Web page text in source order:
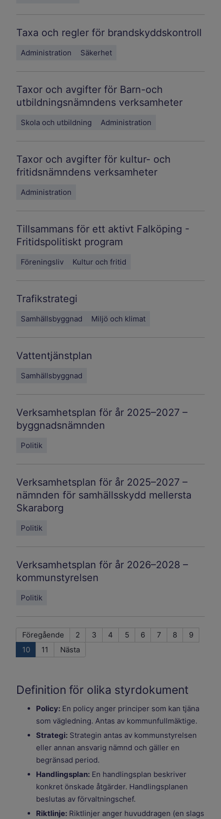
Taxa och regler för brandskyddskontroll
Administration Säkerhet
Taxor och avgifter för Barn-och
utbildningsnämndens verksamheter
Skola och utbildning Administration
Taxor och avgifter för kultur- och
fritidsnämndens verksamheter
Administration
Tillsammans för ett aktivt Falköping -
Fritidspolitiskt program
Föreningsliv Kultur och fritid
Trafikstrategi
Samhällsbyggnad Miljö och klimat
Vattentjänstplan
Samhällsbyggnad
Verksamhetsplan för år 2025–2027 –
byggnadsnämnden
Politik
Verksamhetsplan för år 2025–2027 –
nämnden för samhällsskydd mellersta
Skaraborg
Politik
Verksamhetsplan för år 2026–2028 –
kommunstyrelsen
Politik
Föregående 2 3 4 5 6 7 8
9
10
11 Nästa
Definition för olika styrdokument
Policy: En policy anger principer som kan tjäna
som vägledning. Antas av kommunfullmäktige.
Strategi: Strategin antas av kommunstyrelsen
eller annan ansvarig nämnd och gäller en
begränsad period.
Handlingsplan: En handlingsplan beskriver
konkret önskade åtgärder. Handlingsplanen
beslutas av förvaltningschef.
Riktlinje: Riktlinjer anger huvuddragen (en slags